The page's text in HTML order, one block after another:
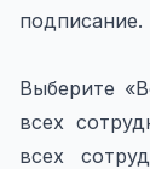
подписание.
Выберите
всех
всех